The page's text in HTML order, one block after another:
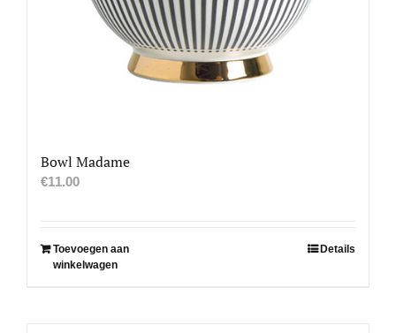
Bowl Madame
€11.00
Toevoegen aan
winkelwagen
Details